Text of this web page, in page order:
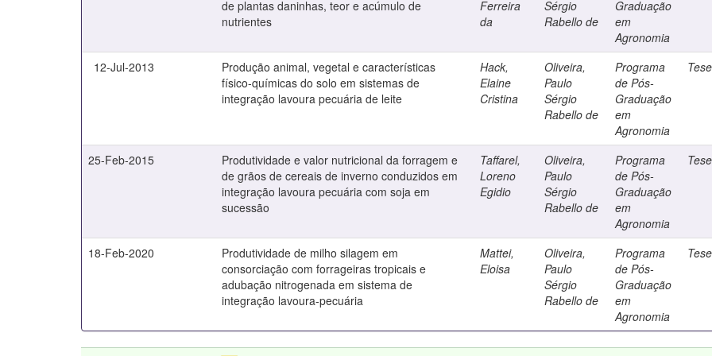
de plantas daninhas, teor e acúmulo de
nutrientes
Ferreira
da
Sérgio
Rabello de
Graduação
em
Agronomia
12-Jul-2013
Produção animal, vegetal e características
físico-químicas do solo em sistemas de
integração lavoura pecuária de leite
Hack,
Elaine
Cristina
Oliveira,
Paulo
Sérgio
Rabello de
Programa
de Pós-
Graduação
em
Agronomia
Tese
25-Feb-2015
Produtividade e valor nutricional da forragem e
de grãos de cereais de inverno conduzidos em
integração lavoura pecuária com soja em
sucessão
Taffarel,
Loreno
Egidio
Oliveira,
Paulo
Sérgio
Rabello de
Programa
de Pós-
Graduação
em
Agronomia
Tese
18-Feb-2020
Produtividade de milho silagem em
consorciação com forrageiras tropicais e
adubação nitrogenada em sistema de
integração lavoura-pecuária
Mattei,
Eloisa
Oliveira,
Paulo
Sérgio
Rabello de
Programa
de Pós-
Graduação
em
Agronomia
Tese